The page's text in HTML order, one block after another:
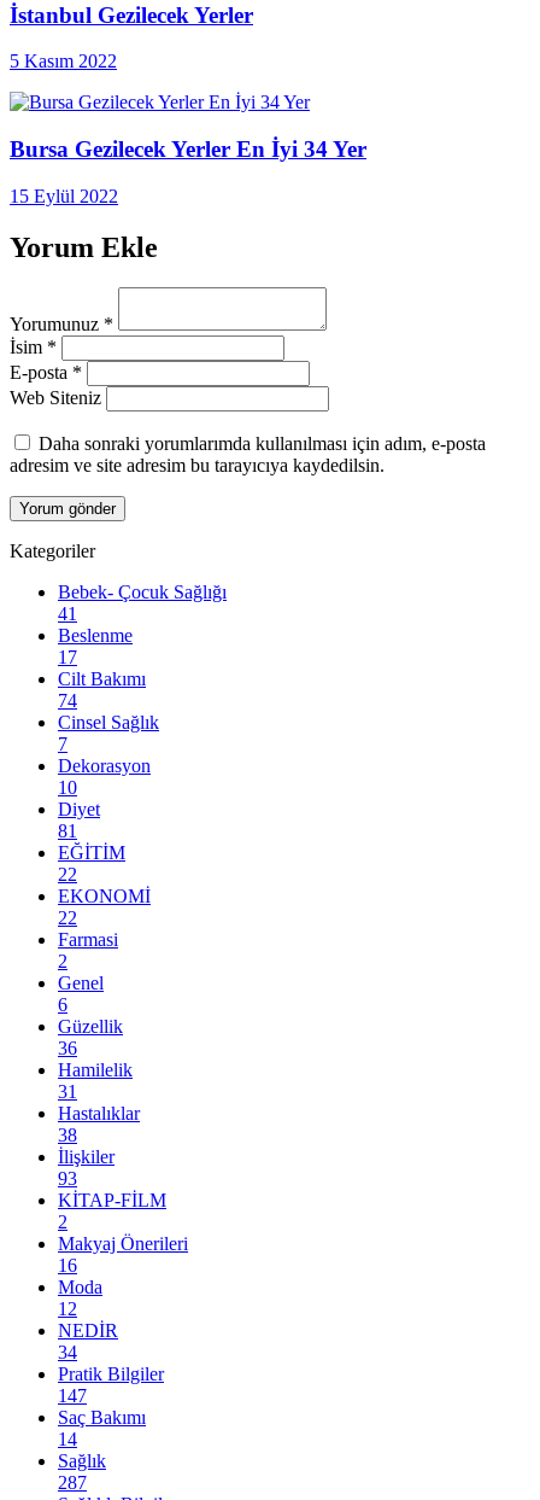
İstanbul Gezilecek Yerler
5 Kasım 2022
Bursa Gezilecek Yerler En İyi 34 Yer
15 Eylül 2022
Yorum Ekle
Yorumunuz *
İsim *
E-posta *
Web Siteniz
Daha sonraki yorumlarımda kullanılması için adım, e-posta
adresim ve site adresim bu tarayıcıya kaydedilsin.
Kategoriler
Bebek- Çocuk Sağlığı
41
Beslenme
17
Cilt Bakımı
74
Cinsel Sağlık
7
Dekorasyon
10
Diyet
81
EĞİTİM
22
EKONOMİ
22
Farmasi
2
Genel
6
Güzellik
36
Hamilelik
31
Hastalıklar
38
İlişkiler
93
KİTAP-FİLM
2
Makyaj Önerileri
16
Moda
12
NEDİR
34
Pratik Bilgiler
147
Saç Bakımı
14
Sağlık
287